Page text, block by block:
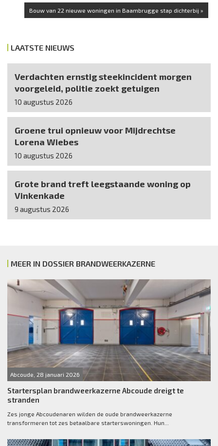
Bouw van 22 nieuwe woningen in Baambrugge stap dichterbij »
LAATSTE NIEUWS
Verdachten ernstig steekincident morgen
voorgeleid, politie zoekt getuigen
10 augustus 2026
Groene trui opnieuw voor Mijdrechtse
Lorena Wiebes
10 augustus 2026
Grote brand treft leegstaande woning op
Vinkenkade
9 augustus 2026
MEER IN DOSSIER BRANDWEERKAZERNE
Abcoude, 28 januari 2026
Startersplan brandweerkazerne Abcoude dreigt te
stranden
Zes jonge Abcoudenaren wilden de oude brandweerkazerne
transformeren tot zes betaalbare starterswoningen. Hun...